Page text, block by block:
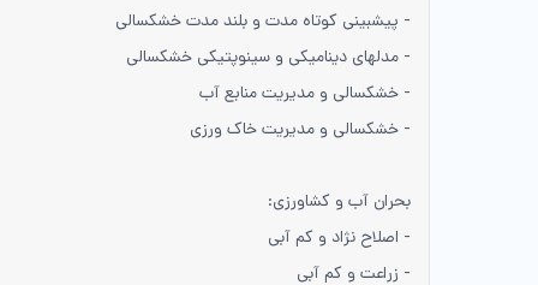
- پیش­بینی کوتاه مدت و بلند مدت خشکسالی
- مدلهای دینامیکی و سینوپتیکی خشکسالی
- خشکسالی و مدیریت منابع آب
- خشکسالی و مدیریت خاک ورزی
بحران آب و کشاورزی:
- اصلاح نژاد و کم آبی
- زراعت و کم آبی